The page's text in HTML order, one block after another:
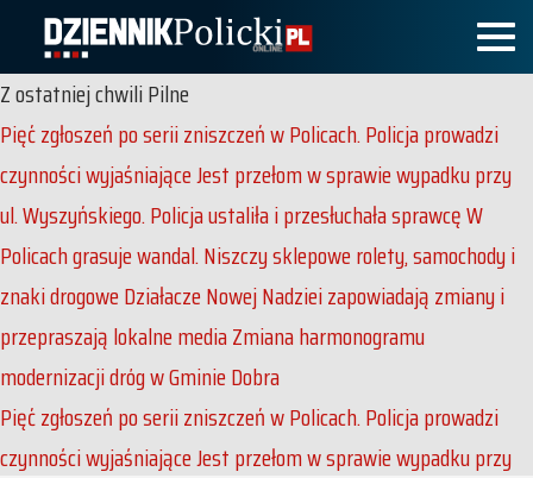
Z ostatniej chwiliPilne
Pięć zgłoszeń po serii zniszczeń w Policach. Policja prowadzi
czynności wyjaśniająceJest przełom w sprawie wypadku przy
ul. Wyszyńskiego. Policja ustaliła i przesłuchała sprawcęW
Policach grasuje wandal. Niszczy sklepowe rolety, samochody i
znaki drogoweDziałacze Nowej Nadziei zapowiadają zmiany i
przepraszają lokalne mediaZmiana harmonogramu
modernizacji dróg w Gminie Dobra
Pięć zgłoszeń po serii zniszczeń w Policach. Policja prowadzi
czynności wyjaśniająceJest przełom w sprawie wypadku przy